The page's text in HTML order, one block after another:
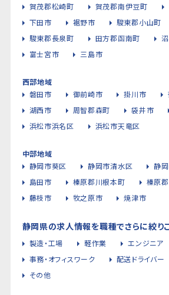
賀茂郡松崎町
賀茂郡南伊豆町
下田市
裾野市 駿東郡小山町
駿東郡長泉町
田方郡函南町
富士宮市
三島市
西部地域
磐田市
御前崎市 掛川市
湖西市
周智郡森町 袋井市
浜松市浜名区
浜松市天竜区
中部地域
静岡市葵区
静岡市清水区
静
島田市
榛原郡川根本町
榛原
藤枝市
牧之原市 焼津市
静岡県の求人情報を職種でさらに絞り
製造・工場 軽作業
エンジニア
事務・オフィスワーク
配送ドライバー
その他